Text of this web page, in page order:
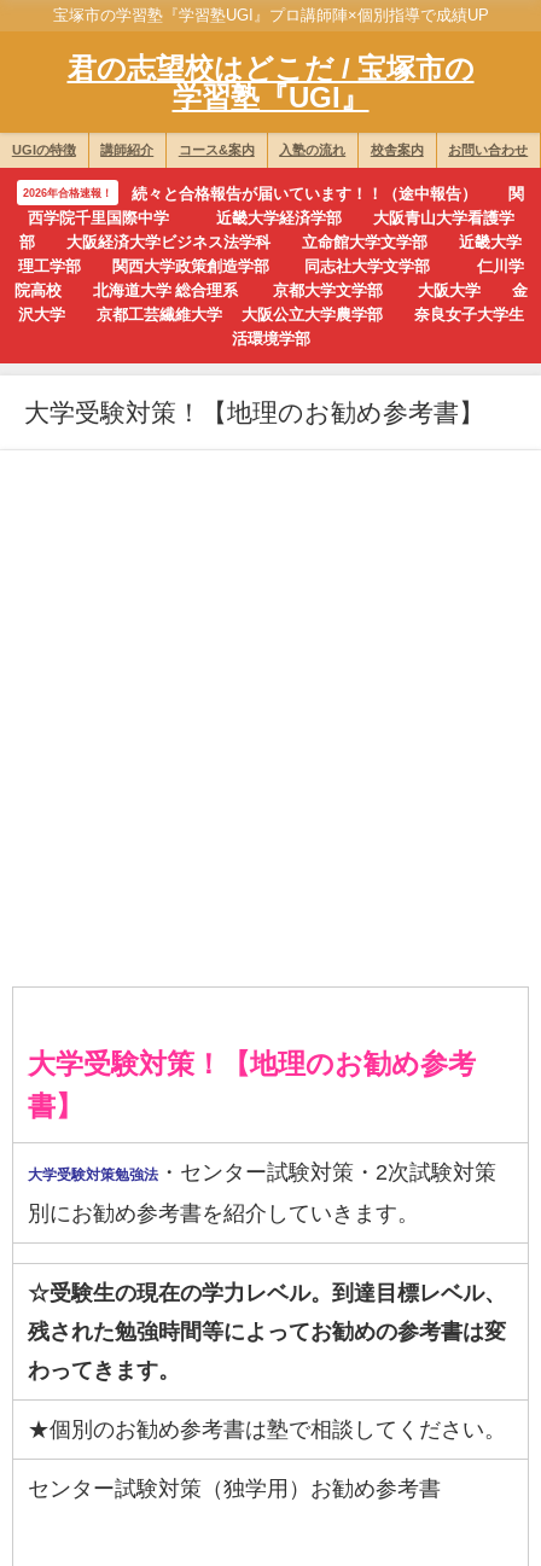
宝塚市の学習塾『学習塾UGI』プロ講師陣×個別指導で成績UP
君の志望校はどこだ / 宝塚市の
学習塾『UGI』
UGIの特徴 講師紹介 コース&案内 入塾の流れ 校舎案内 お問い合わせ
2026年合格速報！
続々と合格報告が届いています！！（途中報告） 関
西学院千里国際中学 近畿大学経済学部 大阪青山大学看護学
部 大阪経済大学ビジネス法学科 立命館大学文学部 近畿大学
理工学部 関西大学政策創造学部 同志社大学文学部 仁川学
院高校 北海道大学 総合理系 京都大学文学部 大阪大学 金
沢大学 京都工芸繊維大学 大阪公立大学農学部 奈良女子大学生
活環境学部
大学受験対策！【地理のお勧め参考書】
大学受験対策！【地理のお勧め参考
書】
大学受験対策勉強法 ・センター試験対策・2次試験対策
別にお勧め参考書を紹介していきます。
☆受験生の現在の学力レベル。到達目標レベル、
残された勉強時間等によってお勧めの参考書は変
わってきます。
★個別のお勧め参考書は塾で相談してください。
センター試験対策（独学用）お勧め参考書